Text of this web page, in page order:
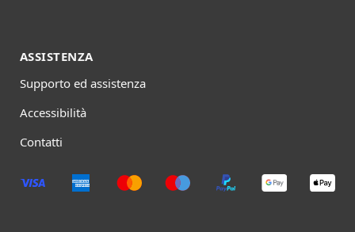
ASSISTENZA
Supporto ed assistenza
Accessibilità
Contatti